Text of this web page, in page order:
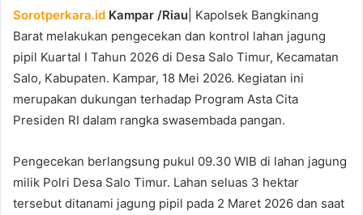
Sorotperkara.id Kampar /Riau | Kapolsek Bangkinang
Barat melakukan pengecekan dan kontrol lahan jagung
pipil Kuartal I Tahun 2026 di Desa Salo Timur, Kecamatan
Salo, Kabupaten. Kampar, 18 Mei 2026. Kegiatan ini
merupakan dukungan terhadap Program Asta Cita
Presiden RI dalam rangka swasembada pangan.
Pengecekan berlangsung pukul 09.30 WIB di lahan jagung
milik Polri Desa Salo Timur. Lahan seluas 3 hektar
tersebut ditanami jagung pipil pada 2 Maret 2026 dan saat